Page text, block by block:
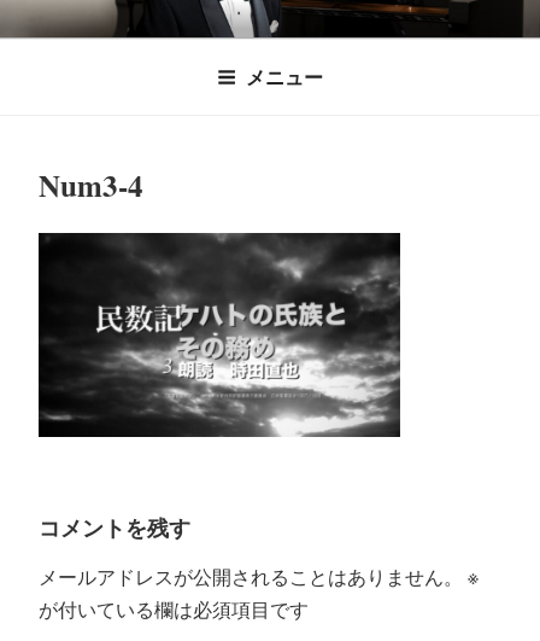
コ
時田直也 声楽
歌うことは希望を語ること、生きることは喜
びも悲しみもわかちあうことかけがえのない
メニュー
Num3-4
コメントを残す
メールアドレスが公開されることはありません。
※
が付いている欄は必須項目です